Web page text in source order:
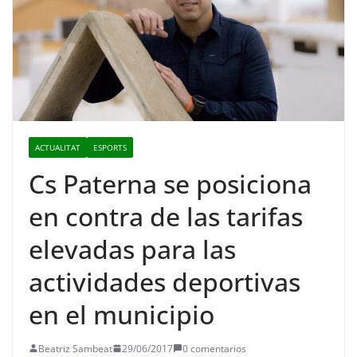
ACTUALITAT ESPORTS
Cs Paterna se posiciona
en contra de las tarifas
elevadas para las
actividades deportivas
en el municipio
Beatriz Sambeat 29/06/2017
0 comentarios